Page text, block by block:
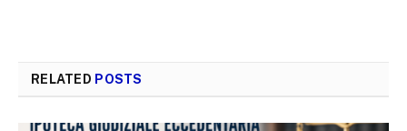
RELATED POSTS